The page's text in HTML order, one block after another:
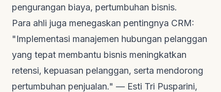
pengurangan biaya, pertumbuhan bisnis.
Para ahli juga menegaskan pentingnya CRM:
"Implementasi manajemen hubungan pelanggan
yang tepat membantu bisnis meningkatkan
retensi, kepuasan pelanggan, serta mendorong
pertumbuhan penjualan." — Esti Tri Pusparini,